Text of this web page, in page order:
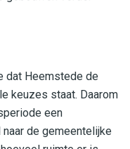
dat Heemstede de
keuzes staat. Daarom
een
de gemeentelijke